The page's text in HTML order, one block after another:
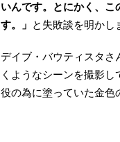
いんです。とにかく、こ
す。」
と失敗談を明かし
デイブ・バウティスタさ
くようなシーンを撮影
役の為に塗っていた金色